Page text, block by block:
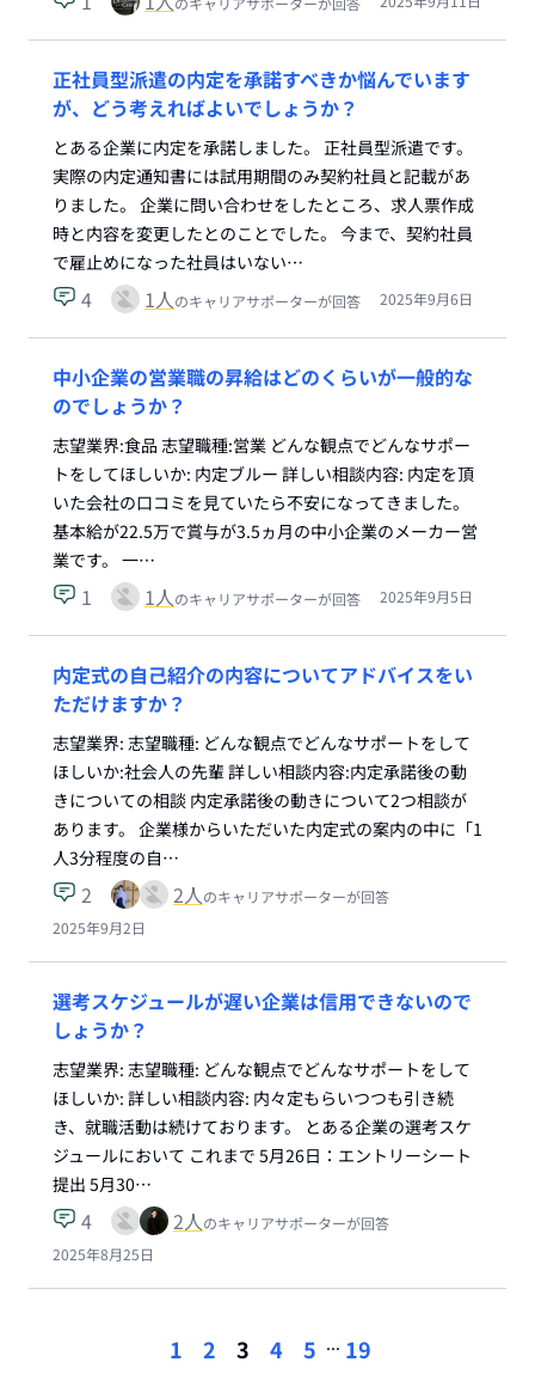
正社員型派遣の内定を承諾すべきか悩んでいます
が、どう考えればよいでしょうか？
とある企業に内定を承諾しました。 正社員型派遣です。
実際の内定通知書には試用期間のみ契約社員と記載があ
りました。 企業に問い合わせをしたところ、求人票作成
時と内容を変更したとのことでした。 今まで、契約社員
で雇止めになった社員はいない…
4 1人のキャリアサポーターが回答 2025年9月6日
中小企業の営業職の昇給はどのくらいが一般的な
のでしょうか？
志望業界:食品 志望職種:営業 どんな観点でどんなサポー
トをしてほしいか: 内定ブルー 詳しい相談内容: 内定を頂
いた会社の口コミを見ていたら不安になってきました。
基本給が22.5万で賞与が3.5ヵ月の中小企業のメーカー営
業です。 一…
1 1人のキャリアサポーターが回答 2025年9月5日
内定式の自己紹介の内容についてアドバイスをい
ただけますか？
志望業界: 志望職種: どんな観点でどんなサポートをして
ほしいか:社会人の先輩 詳しい相談内容:内定承諾後の動
きについての相談 内定承諾後の動きについて2つ相談が
あります。 企業様からいただいた内定式の案内の中に「1
人3分程度の自…
2 2人のキャリアサポーターが回答
2025年9月2日
選考スケジュールが遅い企業は信用できないので
しょうか？
志望業界: 志望職種: どんな観点でどんなサポートをして
ほしいか: 詳しい相談内容: 内々定もらいつつも引き続
き、就職活動は続けております。 とある企業の選考スケ
ジュールにおいて これまで 5月26日：エントリーシート
提出 5月30…
4 2人のキャリアサポーターが回答
2025年8月25日
1 2 3 4 5 ... 19